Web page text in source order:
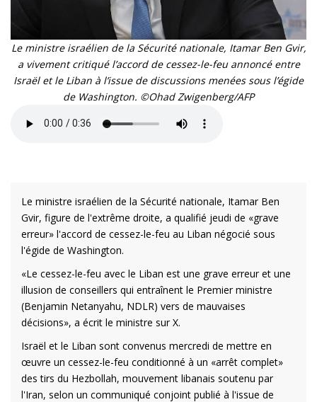
Le ministre israélien de la Sécurité nationale, Itamar Ben Gvir,
a vivement critiqué l’accord de cessez-le-feu annoncé entre
Israël et le Liban à l’issue de discussions menées sous l’égide
de Washington. ©Ohad Zwigenberg/AFP
Le ministre israélien de la Sécurité nationale, Itamar Ben
Gvir, figure de l'extrême droite, a qualifié jeudi de «grave
erreur» l'accord de cessez-le-feu au Liban négocié sous
l'égide de Washington.
«Le cessez-le-feu avec le Liban est une grave erreur et une
illusion de conseillers qui entraînent le Premier ministre
(Benjamin Netanyahu, NDLR) vers de mauvaises
décisions», a écrit le ministre sur X.
Israël et le Liban sont convenus mercredi de mettre en
œuvre un cessez-le-feu conditionné à un «arrêt complet»
des tirs du Hezbollah, mouvement libanais soutenu par
l'Iran, selon un communiqué conjoint publié à l'issue de